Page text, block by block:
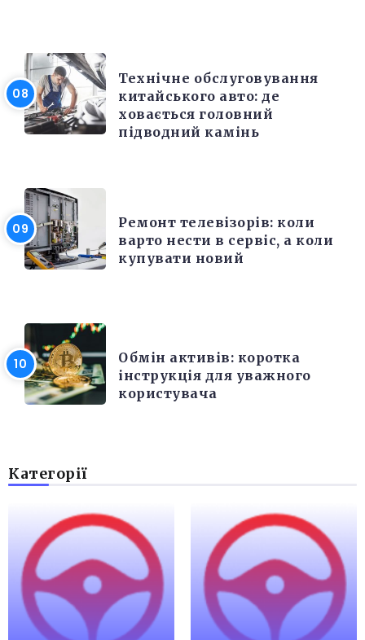
Технічне обслуговування
китайського авто: де
ховається головний
підводний камінь
Ремонт телевізорів: коли
варто нести в сервіс, а коли
купувати новий
Обмін активів: коротка
інструкція для уважного
користувача
Категорії